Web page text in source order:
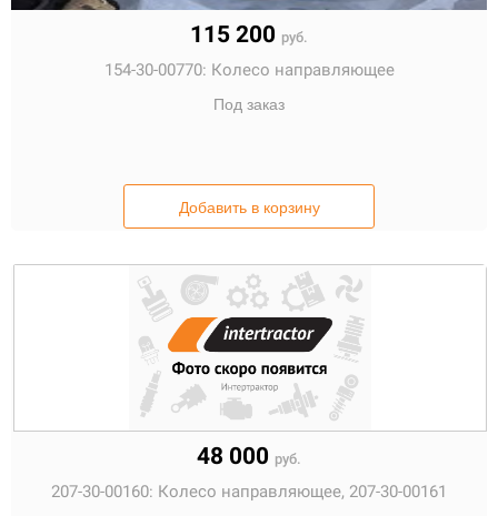
115 200 руб.
154-30-00770: Колесо направляющее
Под заказ
Добавить в корзину
48 000 руб.
207-30-00160: Колесо направляющее, 207-30-00161